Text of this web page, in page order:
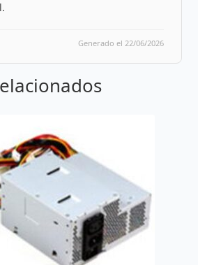
Generado el 22/06/2026